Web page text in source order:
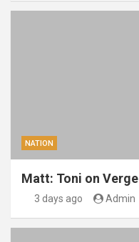
NATION
Matt: Toni on Verge
3 days ago Admin